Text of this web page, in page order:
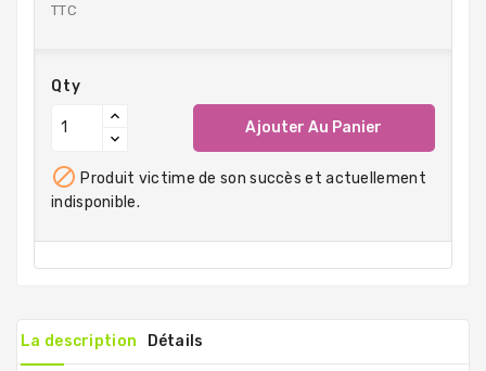
TTC
Qty
Ajouter Au Panier
 Produit victime de son succès et actuellement
indisponible.
La description Détails